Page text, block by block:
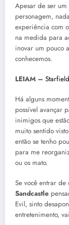
Apesar de ser um
personagem,
experiência com
na medida para
inovar um pouco
conhecemos.
LEIAM –
Há alguns
possível avançar
inimigos que
muito sentido
então se tenho
para me
ou os mato.
Se você entrar de
Sandcastle
Evil, sinto
entretenimento,